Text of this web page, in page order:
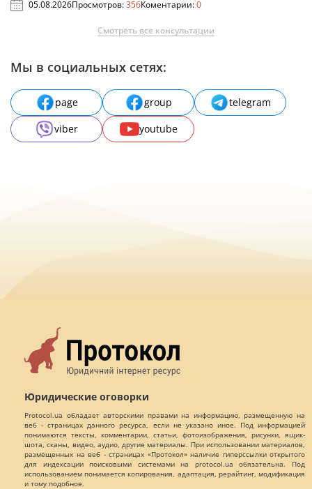
05.08.2026Просмотров:356Коментарии:0
Смотреть все консультации
Мы в социальных сетях:
page group
telegram
viber
youtube
Юридические оговорки
Protocol.ua обладает авторскими правами на информацию, размещенную на
веб - страницах данного ресурса, если не указано иное. Под информацией
понимаются тексты, комментарии, статьи, фотоизображения, рисунки, ящик-
шота, сканы, видео, аудио, другие материалы. При использовании материалов,
размещенных на веб - страницах «Протокол» наличие гиперссылки открытого
для индексации поисковыми системами на protocol.ua обязательна. Под
использованием понимается копирования, адаптация, рерайтинг, модификация
и тому подобное.